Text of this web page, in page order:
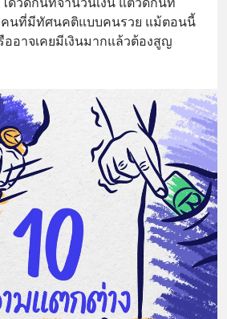
นที่มีทัศนคติแบบคนรวย แม้ตอนนี้
ออาจเคยมีเงินมากแล้วต้องสูญ